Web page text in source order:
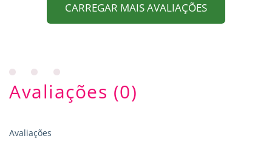
CARREGAR MAIS AVALIAÇÕES
Avaliações (0)
Avaliações